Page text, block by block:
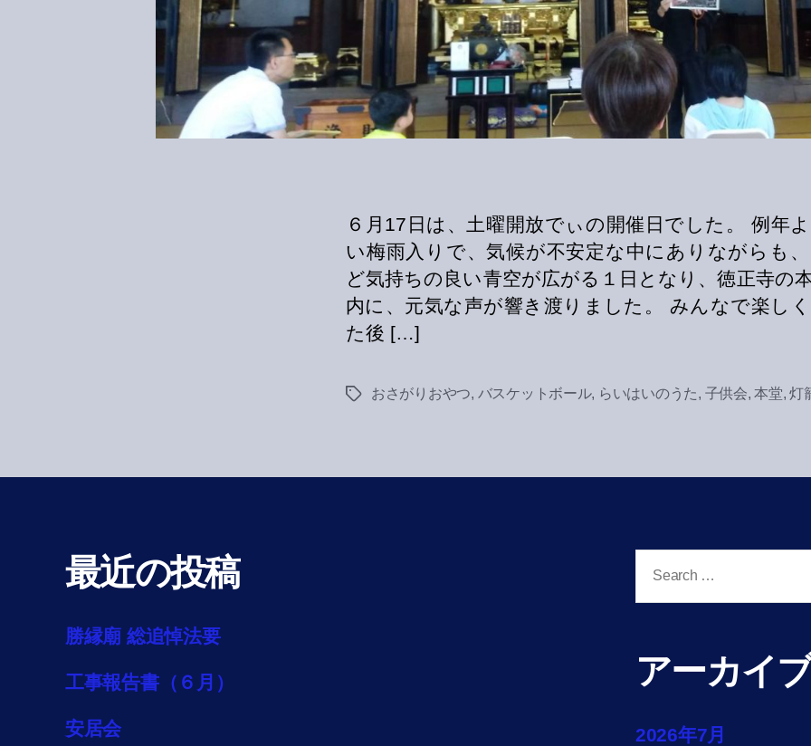
６月17日は、土曜開放でぃの開催日でした。 例年
い梅雨入りで、気候が不安定な中にありながらも
ど気持ちの良い青空が広がる１日となり、徳正寺の
内に、元気な声が響き渡りました。 みんなで楽し
た後 […]
Tagsおさがりおやつ, バスケットボール, らいはいのうた, 子供会,本堂,灯
最近の投稿
勝縁廟 総追悼法要
工事報告書（６月）
安居会
for:
アーカイ
2026年7月